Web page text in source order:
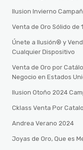
Ilusion Invierno
Venta de Oro Sólido de
Únete a Ilusión® y
Cualquier Dispositivo
Venta de Oro por
Negocio en Estados
Ilusion Otoño 2024
Cklass Venta Por
Andrea Verano 2024
Joyas de Oro, Que es